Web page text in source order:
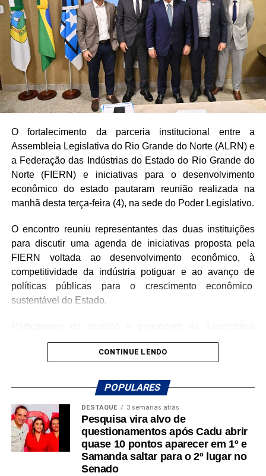
da campanha “Agosto Lilás”, que celebra dez anos de
legislação estadual voltada ao combate à violência contra
a mulher. A necessidade de dar visibilidade aos dados de
segurança pública e fortalecer a rede de proteção foi
reforçada. Outras iniciativas legislativas mencionadas
incluíram a proposta de restrição à publicidade de
plataformas de apostas em espaços públicos e o
reconhecimento de manifestações culturais e botânicas,
como o crochê potiguar e plantas de tradições ancestrais,
como patrimônios imateriais do estado.
Por fim, questões relacionadas à infraestrutura hídrica em
escolas da zona rural e a importância de campanhas
educativas de saúde, como o combate ao câncer e o
incentivo ao aleitamento materno, completaram as
discussões do dia.
Participaram dos pronunciamentos os deputados
Cristiane Dantas (PSDB), Coronel Azevedo (PL),
Hermano Morais (MDB) e Divaneide Basílio (PT).
O fortalecimento da parceria institucional entre a
Assembleia Legislativa do Rio Grande do Norte (ALRN) e
a Federação das Indústrias do Estado do Rio Grande do
Norte (FIERN) e iniciativas para o desenvolvimento
econômico do estado pautaram reunião realizada na
manhã desta terça-feira (4), na sede do Poder Legislativo.
O encontro reuniu representantes das duas instituições
para discutir uma agenda de iniciativas proposta pela
FIERN voltada ao desenvolvimento econômico, à
competitividade da indústria potiguar e ao avanço de
políticas públicas para o crescimento econômico
sustentável do Estado.
Legislativa, Ezequiel Ferreira (PSDB), o presidente da
FIERN, Roberto Serquiz, além de representantes de
do Sinduscon/RN e do Coere, Sérgio Henrique Andrade
de Azevedo, o presidente do Sinecim e do Coema,
Marcelo Caetano Rosado Maia, a coordenadora
executiva de Relações Institucionais e com Mercado da
FIERN, Ana Adalgisa Dias Paulino, o assessor técnico do
Observatório da Indústria, Pedro Albuquerque, o
procurador-geral da Assembleia Legislativa, Renato
CONTINUE LENDO
POPULARES
DESTAQUE 3 semanas atrás
Pesquisa vira alvo de
questionamentos após Cadu abrir
quase 10 pontos aparecer em 1º e
Samanda saltar para o 2º lugar no
Senado